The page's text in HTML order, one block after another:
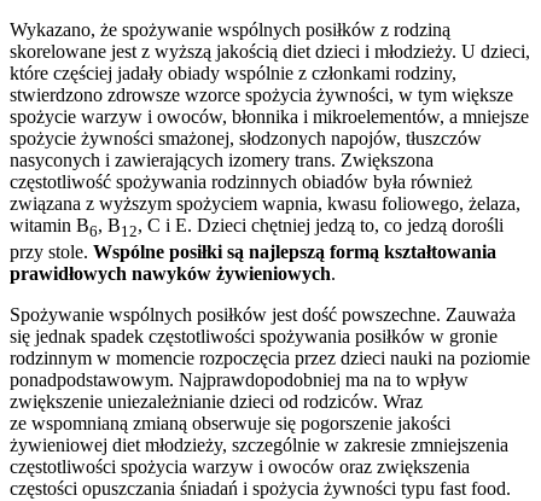
Wykazano, że spożywanie wspólnych posiłków z rodziną
skorelowane jest z wyższą jakością diet dzieci i młodzieży. U dzieci,
które częściej jadały obiady wspólnie z członkami rodziny,
stwierdzono zdrowsze wzorce spożycia żywności, w tym większe
spożycie warzyw i owoców, błonnika i mikroelementów, a mniejsze
spożycie żywności smażonej, słodzonych napojów, tłuszczów
nasyconych i zawierających izomery trans. Zwiększona
częstotliwość spożywania rodzinnych obiadów była również
związana z wyższym spożyciem wapnia, kwasu foliowego, żelaza,
witamin B6, B12, C i E. Dzieci chętniej jedzą to, co jedzą dorośli
przy stole. Wspólne posiłki są najlepszą formą kształtowania
prawidłowych nawyków żywieniowych.
Spożywanie wspólnych posiłków jest dość powszechne. Zauważa
się jednak spadek częstotliwości spożywania posiłków w gronie
rodzinnym w momencie rozpoczęcia przez dzieci nauki na poziomie
ponadpodstawowym. Najprawdopodobniej ma na to wpływ
zwiększenie uniezależnianie dzieci od rodziców. Wraz
ze wspomnianą zmianą obserwuje się pogorszenie jakości
żywieniowej diet młodzieży, szczególnie w zakresie zmniejszenia
częstotliwości spożycia warzyw i owoców oraz zwiększenia
częstości opuszczania śniadań i spożycia żywności typu fast food.